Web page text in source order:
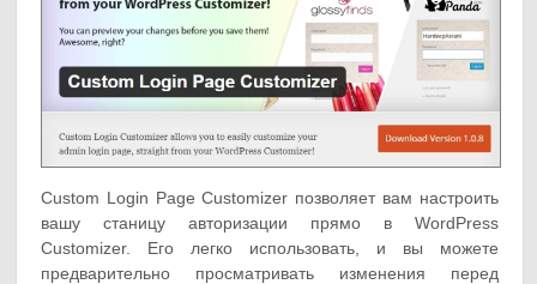
Custom Login Page Customizer позволяет вам настроить
вашу станицу авторизации прямо в WordPress
Customizer. Его легко использовать, и вы можете
предварительно просматривать изменения перед